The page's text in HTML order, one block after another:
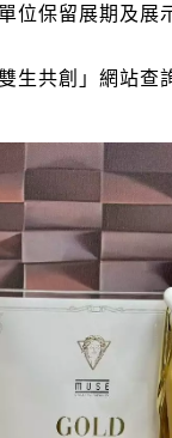
位保留展期及展
生共創」網站查